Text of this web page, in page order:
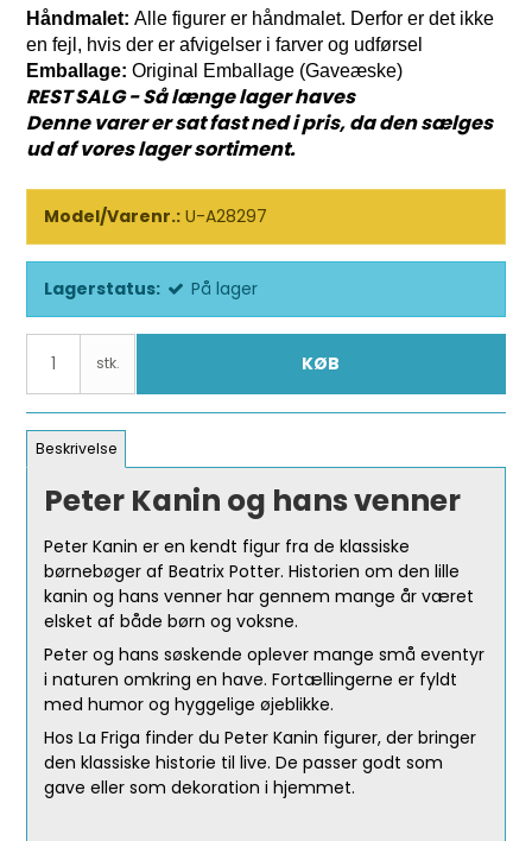
Håndmalet: Alle figurer er håndmalet. Derfor er det ikke
en fejl, hvis der er afvigelser i farver og udførsel
Emballage: Original Emballage (Gaveæske)
REST SALG - Så længe lager haves
Denne varer er sat fast ned i pris, da den sælges
ud af vores lager sortiment.
Model/Varenr.: U-A28297
Lagerstatus: På lager
stk. KØB
Beskrivelse
Peter Kanin og hans venner
Peter Kanin er en kendt figur fra de klassiske
børnebøger af Beatrix Potter. Historien om den lille
kanin og hans venner har gennem mange år været
elsket af både børn og voksne.
Peter og hans søskende oplever mange små eventyr
i naturen omkring en have. Fortællingerne er fyldt
med humor og hyggelige øjeblikke.
Hos La Friga finder du Peter Kanin figurer, der bringer
den klassiske historie til live. De passer godt som
gave eller som dekoration i hjemmet.